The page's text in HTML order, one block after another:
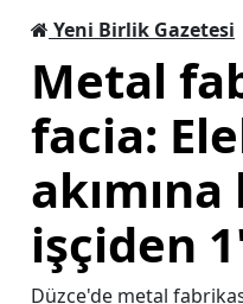
Yeni Birlik Gazetesi
Metal
facia:
işçiden
Düzce'de metal